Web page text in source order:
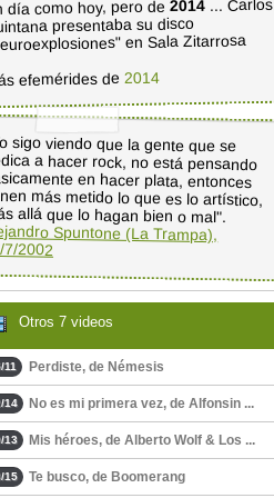
día como hoy, pero de 2014 ... Carlos
presentaba su disco
en Sala Zitarrosa
efemérides de 2014
sigo viendo que la gente que se
a hacer rock, no está pensando
en hacer plata, entonces
más metido lo que es lo artístico,
allá que lo hagan bien o mal".
Spuntone (La Trampa),
7/2002
Otros 7 videos
11 Perdiste, de Némesis
14 No es mi primera vez, de Alfonsin ...
13 Mis héroes, de Alberto Wolf & Los ...
15 Te busco, de Boomerang